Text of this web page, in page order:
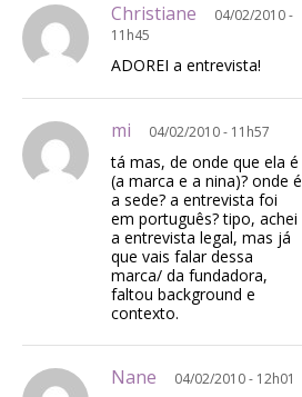
Christiane
04/02/2010 -
11h45
ADOREI a entrevista!
mi 04/02/2010 - 11h57
tá mas, de onde que ela é
(a marca e a nina)? onde é
a sede? a entrevista foi
em português? tipo, achei
a entrevista legal, mas já
que vais falar dessa
marca/ da fundadora,
faltou background e
contexto.
Nane 04/02/2010 - 12h01